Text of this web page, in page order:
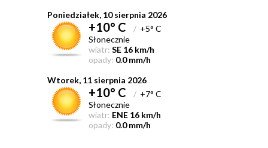
Poniedziałek, 10 sierpnia 2026
+10° C /+5° C
Słonecznie
wiatr: SE 16 km/h
opady: 0.0 mm/h
Wtorek, 11 sierpnia 2026
+10° C /+7° C
Słonecznie
wiatr: ENE 16 km/h
opady: 0.0 mm/h